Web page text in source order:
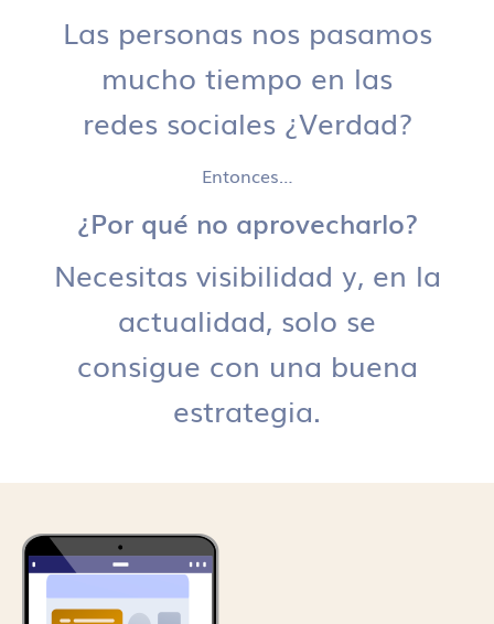
Las personas nos pasamos
mucho tiempo en las
redes sociales ¿Verdad?
Entonces…
¿Por qué no aprovecharlo?
Necesitas visibilidad y, en la
actualidad, solo se
consigue con una buena
estrategia.